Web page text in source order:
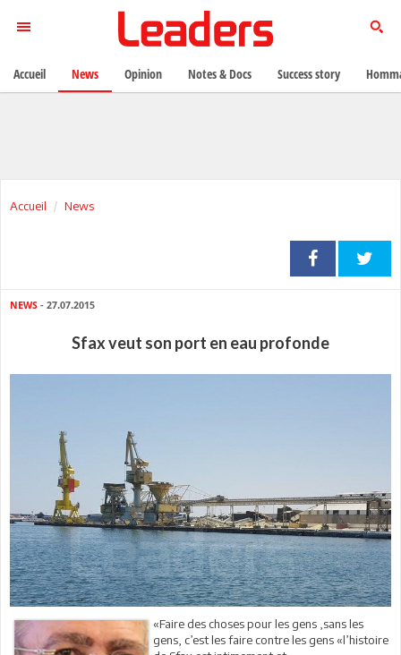
Accueil News
NEWS - 27.07.2015
Sfax veut son port en eau profonde
«Faire des choses pour les gens ,sans les
gens, c’est les faire contre les gens «l’histoire
Accueil News Opinion Notes & Docs Success story